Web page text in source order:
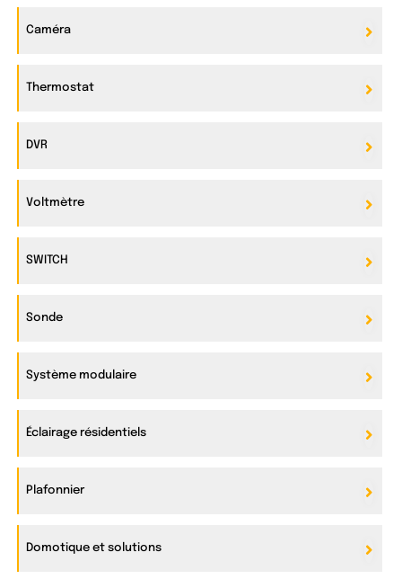
Caméra
Thermostat
DVR
Voltmètre
SWITCH
Sonde
Système modulaire
Éclairage résidentiels
Plafonnier
Domotique et solutions